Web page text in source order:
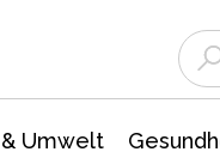
Umwelt